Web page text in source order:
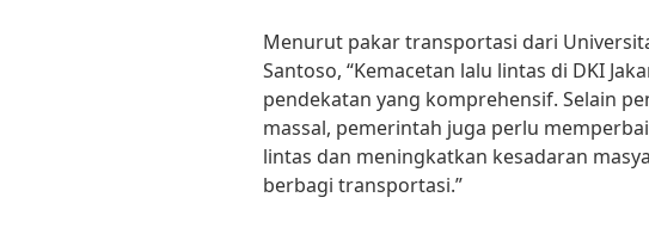
Menurut pakar transportasi dari
Santoso, “Kemacetan lalu lintas di DKI
pendekatan yang komprehensif. Selain
massal, pemerintah juga perlu
lintas dan meningkatkan kesadaran
berbagi transportasi.”